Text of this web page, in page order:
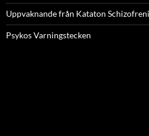
Uppvaknande från Kataton Schizofreni
Psykos Varningstecken